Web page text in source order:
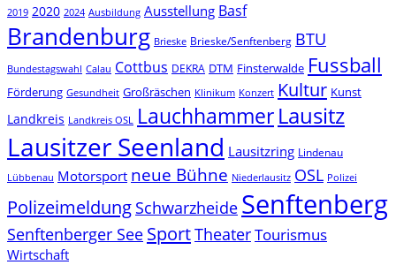
2019 2020 2024 Ausbildung Ausstellung Basf
Brandenburg Brieske Brieske/Senftenberg BTU
Bundestagswahl Calau Cottbus DEKRA DTM Finsterwalde Fussball
Förderung Gesundheit Großräschen Klinikum Konzert Kultur Kunst
Landkreis Landkreis OSL LauchhammerLausitz
Lausitzer Seenland Lausitzring Lindenau
Lübbenau Motorsport neue Bühne Niederlausitz OSL Polizei
Polizeimeldung Schwarzheide Senftenberg
Senftenberger See SportTheaterTourismus
Wirtschaft